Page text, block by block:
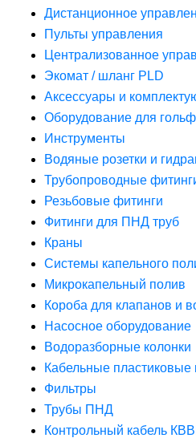
Дистанционное
Пульты управления
Централизованное
Экомат / шланг PLD
Аксессуары и
Оборудование для
Инструменты
Водяные розетки и
Трубопроводные
Резьбовые фитинги
Фитинги для ПНД труб
Краны
Системы капельного
Микрокапельный полив
Короба для клапанов и
Насосное оборудование
Водоразборные колонки
Кабельные пластиковые
Фильтры
Трубы ПНД
Контрольный кабель